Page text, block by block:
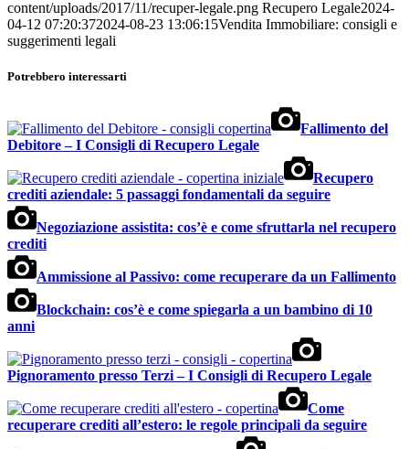
content/uploads/2017/11/recuper-legale.png Recupero Legale2024-
04-12 07:20:372024-08-23 13:06:15Vendita Immobiliare: consigli e
suggerimenti legali
Potrebbero interessarti
Fallimento del
Debitore – I Consigli di Recupero Legale
Recupero
crediti aziendale: 5 passaggi fondamentali da seguire
Negoziazione assistita: cos’è e come sfruttarla nel recupero
crediti
Ammissione al Passivo: come recuperare da un Fallimento
Blockchain: cos’è e come spiegarla a un bambino di 10
anni
Pignoramento presso Terzi – I Consigli di Recupero Legale
Come
recuperare crediti all’estero: le regole principali da seguire